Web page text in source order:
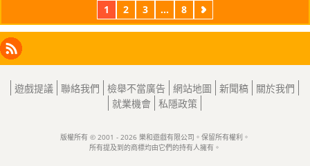
1 2 3 ... 8
下
一
Facebook
Instagram
X
LinkedIn
RSS
遊戲提議 聯絡我們 檢舉不當廣告 網站地圖 新聞稿
關於我們
就業機會 私隱政策
版權所有 © 2001 - 2026 樂和遊戲有限公司。保留所有權利。
所有提及到的商標均由它們的持有人擁有。